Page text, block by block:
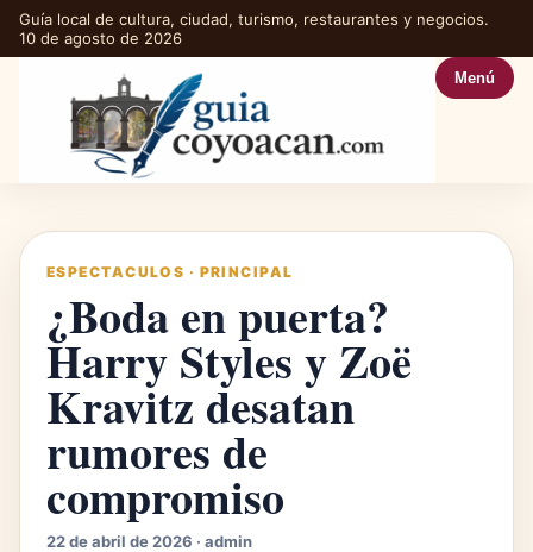
Guía local de cultura, ciudad, turismo, restaurantes y negocios.
10 de agosto de 2026
Menú
ESPECTACULOS · PRINCIPAL
¿Boda en puerta?
Harry Styles y Zoë
Kravitz desatan
rumores de
compromiso
22 de abril de 2026 · admin